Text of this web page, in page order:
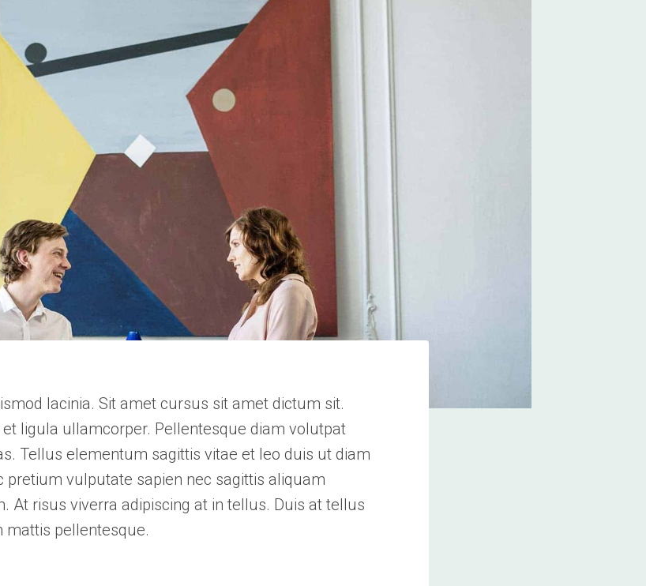
lacinia. Sit amet cursus sit amet dictum sit.
ligula ullamcorper. Pellentesque diam volutpat
Tellus elementum sagittis vitae et leo duis ut diam
pretium vulputate sapien nec sagittis aliquam
At risus viverra adipiscing at in tellus. Duis at tellus
pellentesque.